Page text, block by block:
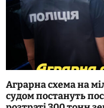
Аграрна схема на
судом постануть